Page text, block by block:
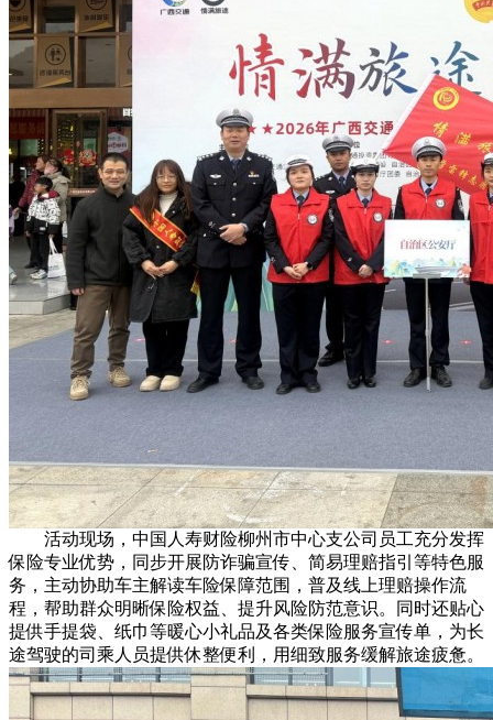
活动现场，中国人寿财险柳州市中心支公司员工充分发挥
保险专业优势，同步开展防诈骗宣传、简易理赔指引等特色服
务，主动协助车主解读车险保障范围，普及线上理赔操作流
程，帮助群众明晰保险权益、提升风险防范意识。同时还贴心
提供手提袋、纸巾等暖心小礼品及各类保险服务宣传单，为长
途驾驶的司乘人员提供休整便利，用细致服务缓解旅途疲惫。